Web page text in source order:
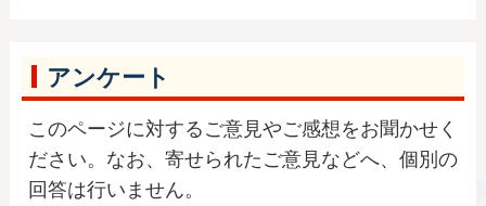
アンケート
このページに対するご意見やご感想をお聞かせく
ださい。なお、寄せられたご意見などへ、個別の
回答は行いません。